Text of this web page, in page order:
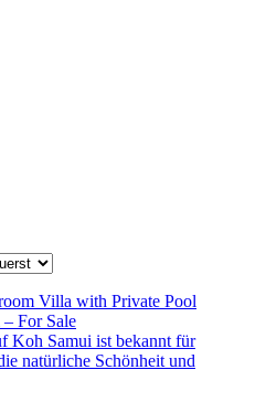
Koh Samui ist bekannt für
natürliche Schönheit und